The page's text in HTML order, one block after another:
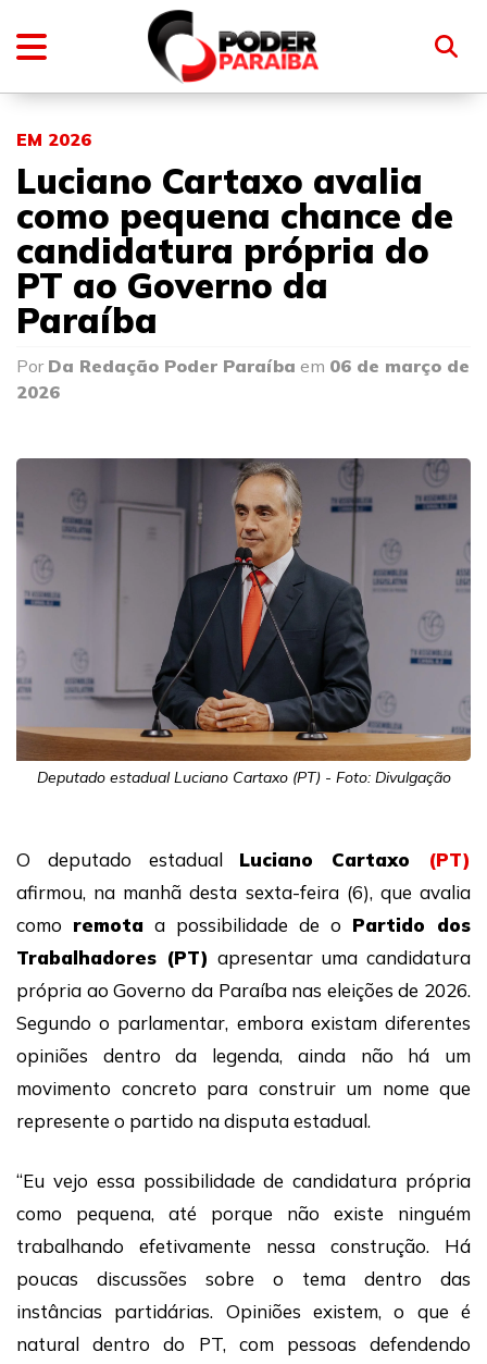
EM 2026
Luciano Cartaxo avalia
como pequena chance de
candidatura própria do
PT ao Governo da
Paraíba
Por Da Redação Poder Paraíba em 06 de março de
2026
Deputado estadual Luciano Cartaxo (PT) - Foto: Divulgação
O deputado estadual Luciano Cartaxo (PT)
afirmou, na manhã desta sexta-feira (6), que avalia
como remota a possibilidade de o Partido dos
Trabalhadores (PT) apresentar uma candidatura
própria ao Governo da Paraíba nas eleições de 2026.
Segundo o parlamentar, embora existam diferentes
opiniões dentro da legenda, ainda não há um
movimento concreto para construir um nome que
represente o partido na disputa estadual.
“Eu vejo essa possibilidade de candidatura própria
como pequena, até porque não existe ninguém
trabalhando efetivamente nessa construção. Há
poucas discussões sobre o tema dentro das
instâncias partidárias. Opiniões existem, o que é
natural dentro do PT, com pessoas defendendo